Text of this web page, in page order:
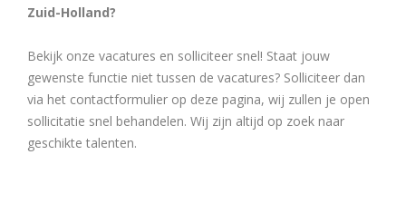
Zuid-Holland?
Bekijk onze vacatures en solliciteer snel! Staat jouw
gewenste functie niet tussen de vacatures? Solliciteer dan
via het contactformulier op deze pagina, wij zullen je open
sollicitatie snel behandelen. Wij zijn altijd op zoek naar
geschikte talenten.